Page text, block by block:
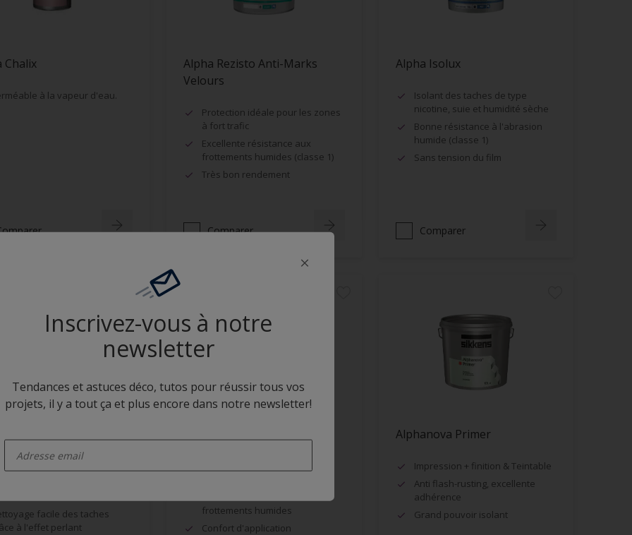
Chalix
à la vapeur d'eau.
Alpha Rezisto Anti-Marks
Velours
Protection idéale pour les zones
à fort trafic
Excellente résistance aux
frottements humides (classe 1)
Très bon rendement
Comparer
Alpha Isolux
Isolant des taches de type
nicotine, suie et humidité sèche
Bonne résistance à l'abrasion
humide (classe 1)
Sans tension du film
Comparer
Easy Clean
facile des taches
à l'effet perlant
frottements humides
Confort d'application
Alphanova Primer
Impression + finition & Teintable
Anti flash-rusting, excellente
adhérence
Grand pouvoir isolant
Inscrivez-vous à notre
newsletter
Tendances et astuces déco, tutos pour réussir tous vos
projets, il y a tout ça et plus encore dans notre newsletter!